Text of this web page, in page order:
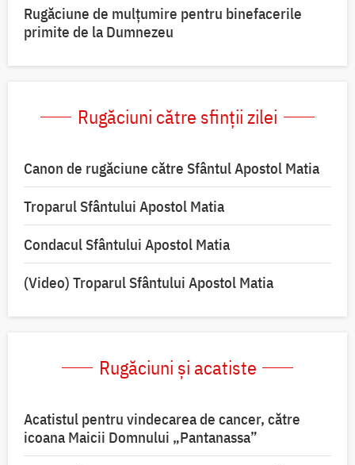
Rugăciune de mulțumire pentru binefacerile
primite de la Dumnezeu
Rugăciuni către sfinții zilei
Canon de rugăciune către Sfântul Apostol Matia
Troparul Sfântului Apostol Matia
Condacul Sfântului Apostol Matia
(Video) Troparul Sfântului Apostol Matia
Rugăciuni și acatiste
Acatistul pentru vindecarea de cancer, către
icoana Maicii Domnului „Pantanassa”